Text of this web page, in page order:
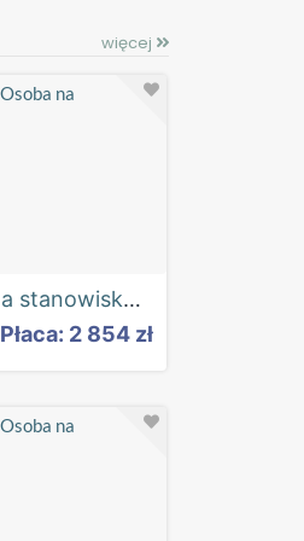
więcej
STAŻ Osoba na stanowisko: Pracownik administracji
Płaca: 2 854 zł